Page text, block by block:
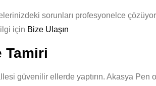
sorunları profesyonelce
için Bize Ulaşın
Tamiri
güvenilir ellerde yaptırın. Akasya